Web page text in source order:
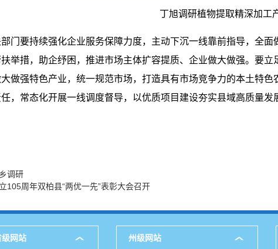
丁旭调研植物提取精深加工
门要持续强化企业服务保障力度，主动下沉一线靠前指导，全
举措，助企纾困，推进市场主体扩容提质、企业做大做强。要
做强特色产业，统一规范市场，打造具有市场竞争力的本土特
，常态化开展一线调度督导，以优质项目建设夯实县域高质量发
调研
105周年双柏县“两优一先”表彰大会召开
级网站 州级网站